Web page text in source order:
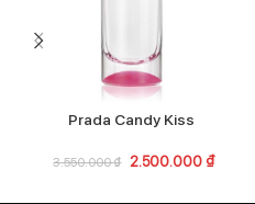
Prada Candy Kiss
3.550.000₫ 2.500.000 ₫